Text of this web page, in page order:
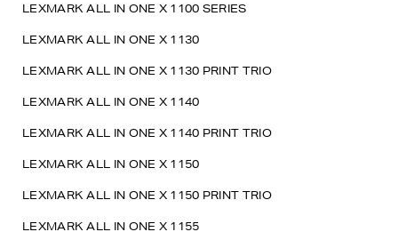
LEXMARK ALL IN ONE X 1100 SERIES
LEXMARK ALL IN ONE X 1130
LEXMARK ALL IN ONE X 1130 PRINT TRIO
LEXMARK ALL IN ONE X 1140
LEXMARK ALL IN ONE X 1140 PRINT TRIO
LEXMARK ALL IN ONE X 1150
LEXMARK ALL IN ONE X 1150 PRINT TRIO
LEXMARK ALL IN ONE X 1155